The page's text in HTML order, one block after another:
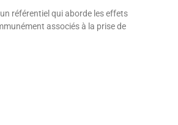
référentiel qui aborde les effets
associés à la prise de